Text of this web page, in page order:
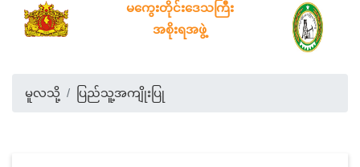
မကွေးတိုင်းဒေသကြီး
အစိုးရအဖွဲ့
မူလသို့ ပြည်သူ့အကျိုးပြု